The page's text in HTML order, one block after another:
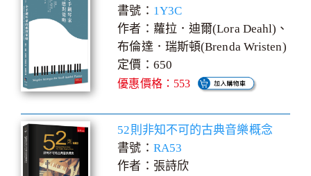
書號： 1Y3C
作者：蘿拉．迪爾(Lora Deahl)、
布倫達．瑞斯頓(Brenda Wristen)
定價：650
優惠價格：553
52則非知不可的古典音樂概念
書號： RA53
作者：張詩欣